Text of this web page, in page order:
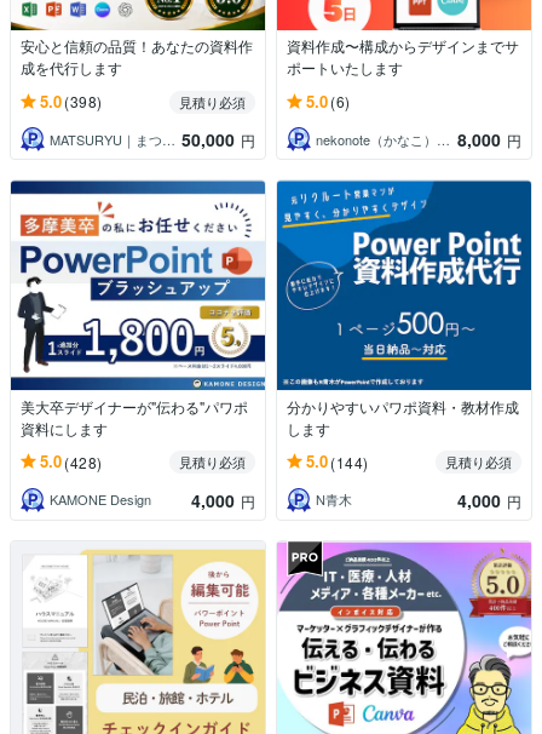
安心と信頼の品質！あなたの資料作
成を代行します
5.0(398)
見積り必須
MATSURYU｜まつりゅう
50,000 円
資料作成〜構成からデザインまでサ
ポートいたします
5.0(6)
nekonote（かなこ）資料制作 8,000 円
美大卒デザイナーが"伝わる"パワポ
資料にします
5.0(428)
見積り必須
KAMONE Design
4,000 円
分かりやすいパワポ資料・教材作成
します
5.0(144)
見積り必須
N青木
4,000 円